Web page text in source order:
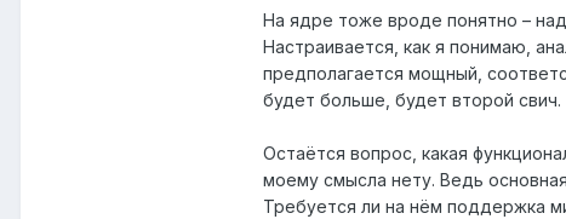
На ядре тоже вроде понятно –
Настраивается, как я понимаю,
предполагается мощный,
будет больше, будет второй свич.
Остаётся вопрос, какая
моему смысла нету. Ведь
Требуется ли на нём поддержка